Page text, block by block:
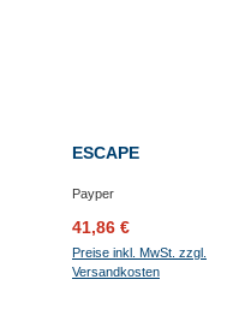
ESCAPE
Payper
Verkaufspreis:
41,86 €
Preise inkl. MwSt. zzgl.
Versandkosten